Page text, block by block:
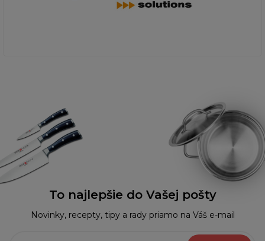
To najlepšie do Vašej pošty
Novinky, recepty, tipy a rady priamo na Váš e-mail